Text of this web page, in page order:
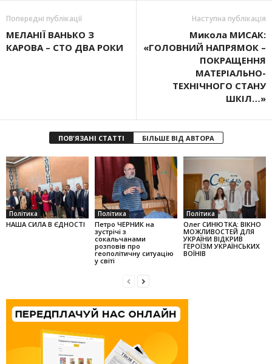
Попередні публікації
МЕЛАНІЇ ВАНЬКО З
КАРОВА – СТО ДВА РОКИ
Наступна публікація
Микола МИСАК:
«ГОЛОВНИЙ НАПРЯМОК –
ПОКРАЩЕННЯ
МАТЕРІАЛЬНО-
ТЕХНІЧНОГО СТАНУ
ШКІЛ…»
ПОВ'ЯЗАНІ СТАТТІ БІЛЬШЕ ВІД АВТОРА
Політика
НАША СИЛА В ЄДНОСТІ
Політика
Петро ЧЕРНИК на
зустрічі з
сокальчанами
розповів про
геополітичну ситуацію
у світі
Політика
Олег СИНЮТКА: ВІКНО
МОЖЛИВОСТЕЙ ДЛЯ
УКРАЇНИ ВІДКРИВ
ГЕРОЇЗМ УКРАЇНСЬКИХ
ВОЇНІВ